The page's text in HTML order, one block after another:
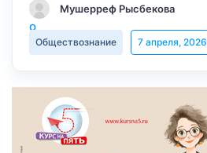
Мушерреф Рысбекова
Обществознание 7 апреля, 2026